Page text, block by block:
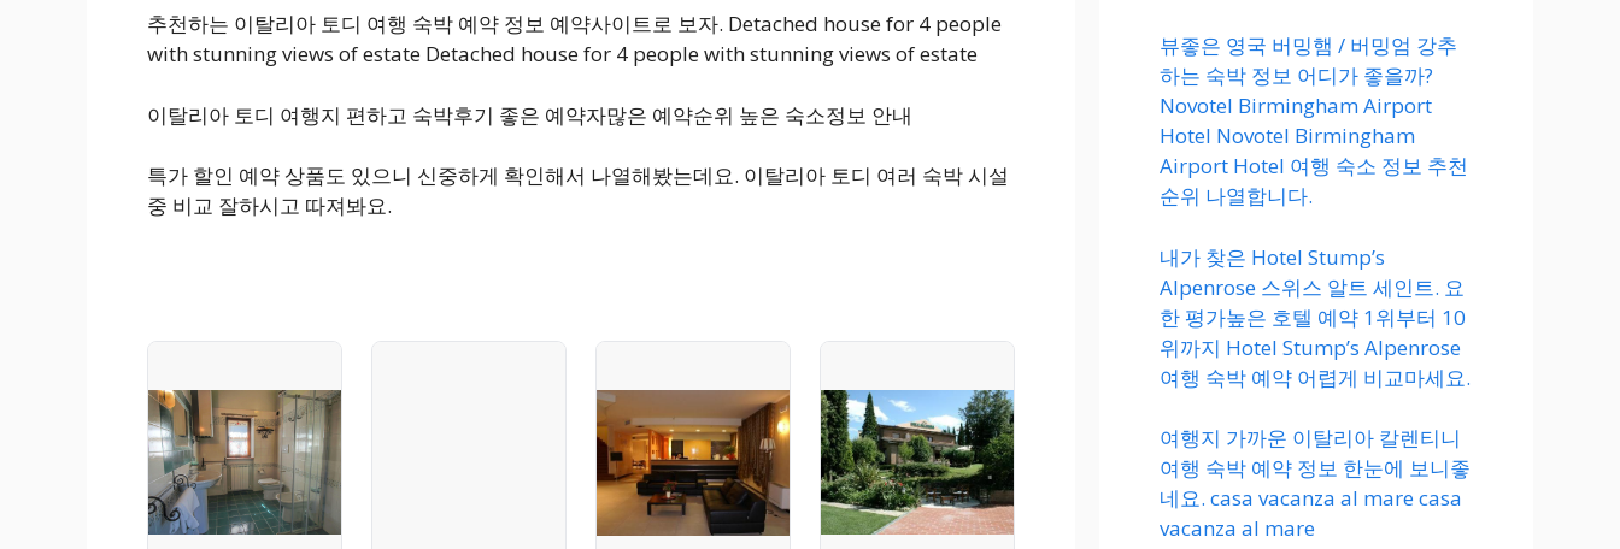
추천하는 이탈리아 토디 여행 숙박 예약 정보 예약사이트로 보자. Detached house for 4 people
with stunning views of estate Detached house for 4 people with stunning views of estate
이탈리아 토디 여행지 편하고 숙박후기 좋은 예약자많은 예약순위 높은 숙소정보 안내
특가 할인 예약 상품도 있으니 신중하게 확인해서 나열해봤는데요. 이탈리아 토디 여러 숙박 시설
중 비교 잘하시고 따져봐요.
뷰좋은 영국 버밍햄 / 버밍엄 강추
하는 숙박 정보 어디가 좋을까?
Novotel Birmingham Airport
Hotel Novotel Birmingham
Airport Hotel 여행 숙소 정보 추천
순위 나열합니다.
내가 찾은 Hotel Stump’s
Alpenrose 스위스 알트 세인트. 요
한 평가높은 호텔 예약 1위부터 10
위까지 Hotel Stump’s Alpenrose
여행 숙박 예약 어렵게 비교마세요.
여행지 가까운 이탈리아 칼렌티니
여행 숙박 예약 정보 한눈에 보니좋
네요. casa vacanza al mare casa
vacanza al mare